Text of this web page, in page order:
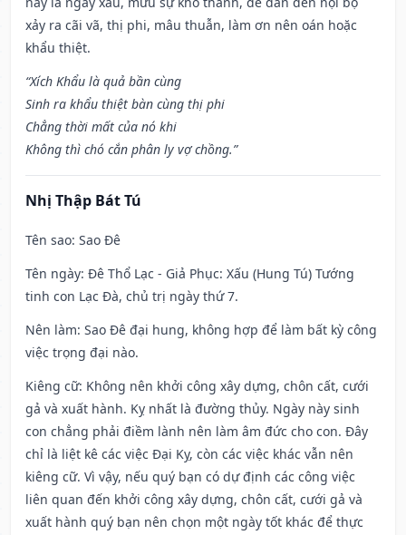
xảy ra cãi vã, thị phi, mâu thuẫn, làm ơn nên oán hoặc
khẩu thiệt.
“Xích Khẩu là quả bần cùng
Sinh ra khẩu thiệt bàn cùng thị phi
Chẳng thời mất của nó khi
Không thì chó cắn phân ly vợ chồng.”
Nhị Thập Bát Tú
Tên sao: Sao Đê
Tên ngày: Đê Thổ Lạc - Giả Phục: Xấu (Hung Tú) Tướng
tinh con Lạc Đà, chủ trị ngày thứ 7.
Nên làm: Sao Đê đại hung, không hợp để làm bất kỳ công
việc trọng đại nào.
Kiêng cữ: Không nên khởi công xây dựng, chôn cất, cưới
gả và xuất hành. Kỵ nhất là đường thủy. Ngày này sinh
con chẳng phải điềm lành nên làm âm đức cho con. Đây
chỉ là liệt kê các việc Đại Kỵ, còn các việc khác vẫn nên
kiêng cữ. Vì vậy, nếu quý bạn có dự định các công việc
liên quan đến khởi công xây dựng, chôn cất, cưới gả và
xuất hành quý bạn nên chọn một ngày tốt khác để thực